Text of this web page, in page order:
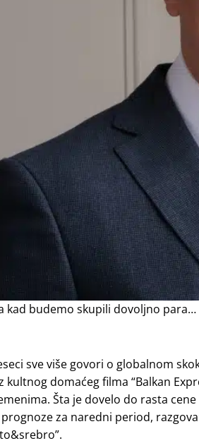
kad budemo skupili dovoljno
sve više govori o globalnom
domaćeg filma “Balkan
Šta je dovelo do rasta
za naredni period,